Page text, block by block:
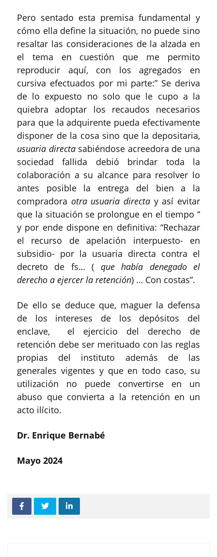
Pero sentado esta premisa fundamental y
cómo ella define la situación, no puede sino
resaltar las consideraciones de la alzada en
el tema en cuestión que me permito
reproducir aquí, con los agregados en
cursiva efectuados por mi parte:” Se deriva
de lo expuesto no solo que le cupo a la
quiebra adoptar los recaudos necesarios
para que la adquirente pueda efectivamente
disponer de la cosa sino que la depositaria,
usuaria directasabiéndose acreedora de una
sociedad fallida debió brindar toda la
colaboración a su alcance para resolver lo
antes posible la entrega del bien a la
compradora otra usuaria directa y así evitar
que la situación se prolongue en el tiempo “
y por ende dispone en definitiva: “Rechazar
el recurso de apelación interpuesto- en
subsidio- por la usuaria directa contra el
decreto de fs… ( que había denegado el
derecho a ejercer la retención) … Con costas”.
De ello se deduce que, maguer la defensa
de los intereses de los depósitos del
enclave, el ejercicio del derecho de
retención debe ser merituado con las reglas
propias del instituto además de las
generales vigentes y que en todo caso, su
utilización no puede convertirse en un
abuso que convierta a la retención en un
acto ilícito.
Dr. Enrique Bernabé
Mayo 2024